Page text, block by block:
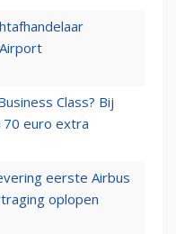
Class? Bij
euro extra
eerste Airbus
oplopen